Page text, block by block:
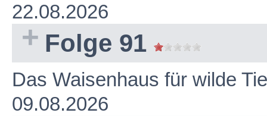
22.08.2026
Folge 91
Das Waisenhaus für wilde
09.08.2026